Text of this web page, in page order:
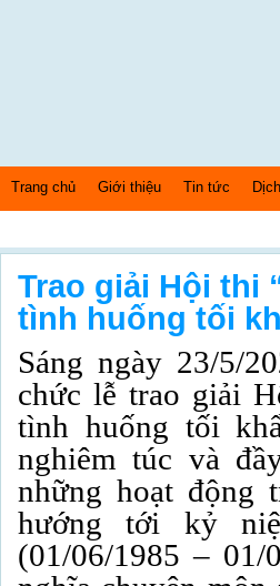
Trang chủ Giới thiệu Tin tức
Trao giải Hội thi
tình huống tối
Sáng ngày 23/5/
chức lễ trao giải
tình huống tối
nghiêm túc và
những hoạt động
hướng tới kỷ
(01/06/1985 –